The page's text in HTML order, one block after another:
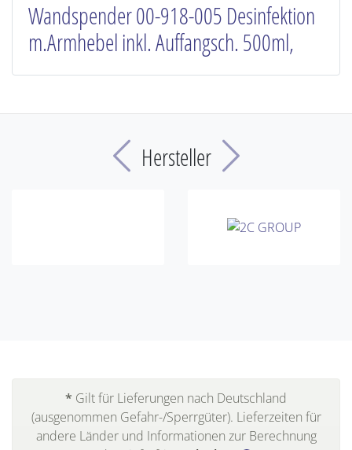
Wandspender 00-918-005 Desinfektion
m.Armhebel inkl. Auffangsch. 500ml,
Previous
Hersteller
* Gilt für Lieferungen nach Deutschland
(ausgenommen Gefahr-/Sperrgüter). Lieferzeiten für
andere Länder und Informationen zur Berechnung